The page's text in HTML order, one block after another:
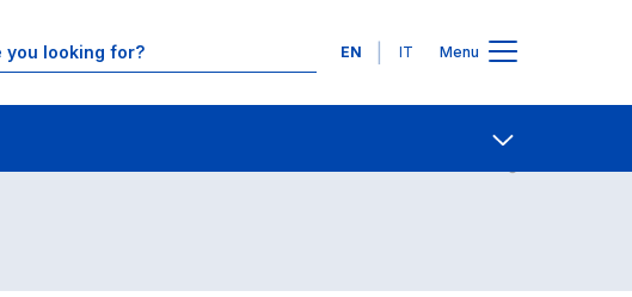
Languages
EN IT Menu
Contact Us